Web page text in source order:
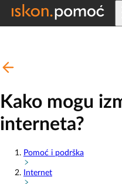
Kako mogu
interneta?
Pomoć i podrška
Internet